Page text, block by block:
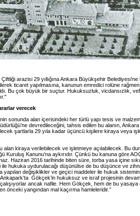
arazisi 29 yıllığına Ankara Büyükşehir
ticaret yapılmasına, kanunun emredici rolüne
Bu çok büyük bir suçtur. Hukuksuzluk, vicdansızlık,
verecek
sonunda alan içerisindeki her türlü yapı tesis ve
devredileceğini, tahsis edilen bu alanın,
şartlarla 29 yıla kadar üçüncü kişilere kiraya veya
alan kiraya verilebilecek ve işletmeye açılabilecek. Bu
Kuruluş Kanunu’na aykırıdır. Çünkü bu kanuna göre
Haziran 2016 tarihinde biten süre, torba yasa içine
ile hukuka uydurulacağı düşünülse de bu düşünce ve
yapılan değişiklikler ve geçici maddeler ile hukuk
Gökçek’in hukuksuz ve israf projesinin
ancak nafile. Hem Gökçek, hem de bu
önceki yangından mal kaçırma hamleleridir.’’